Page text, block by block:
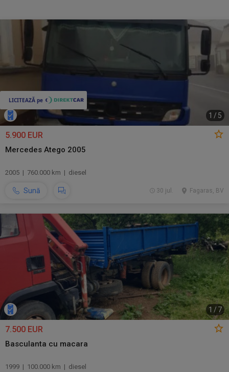
1 / 5
5.900 EUR
Mercedes Atego 2005
2005 | 760.000 km | diesel
Sună Fagaras, BV
30 jul.
1 / 7
7.500 EUR
Basculanta cu macara
1999 | 100.000 km | diesel